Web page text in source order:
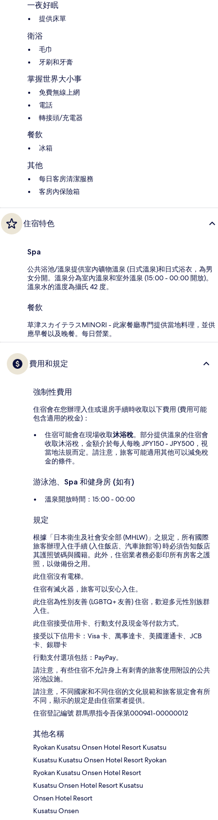
一夜好眠
提供床單
衛浴
毛巾
牙刷和牙膏
掌握世界大小事
免費無線上網
電話
轉接頭/充電器
餐飲
冰箱
其他
每日客房清潔服務
客房內保險箱
住宿特色
Spa
公共浴池/溫泉提供室內礦物溫泉 (日式溫泉)和日式浴衣，為男
女分開。溫泉分為室內溫泉和室外溫泉 (15:00 - 00:00 開放)。
溫泉水的溫度為攝氏 42 度。
餐飲
草津スカイテラスMINORI - 此家餐廳專門提供當地料理，並供
應早餐以及晚餐。每日營業。
費用和規定
強制性費用
住宿會在您辦理入住或退房手續時收取以下費用 (費用可能
包含適用的稅金)：
住宿可能會在現場收取沐浴稅。部分提供溫泉的住宿會
收取沐浴稅，金額介於每人每晚 JPY150 - JPY500，視
當地法規而定。請注意，旅客可能適用其他可以減免稅
金的條件。
游泳池、Spa 和健身房 (如有)
溫泉開放時間：15:00 - 00:00
規定
根據「日本衛生及社會安全部 (MHLW)」之規定，所有國際
旅客辦理入住手續 (入住飯店、汽車旅館等) 時必須告知飯店
其護照號碼與國籍。此外，住宿業者務必影印所有房客之護
照，以做備份之用。
此住宿沒有電梯。
住宿有滅火器，旅客可以安心入住。
此住宿為性別友善 (LGBTQ+ 友善) 住宿，歡迎多元性別族群
入住。
此住宿接受信用卡、行動支付及現金等付款方式。
接受以下信用卡：Visa 卡、萬事達卡、美國運通卡、JCB
卡、銀聯卡
行動支付選項包括：PayPay。
請注意，有些住宿不允許身上有刺青的旅客使用附設的公共
浴池設施。
請注意，不同國家和不同住宿的文化規範和旅客規定會有所
不同，顯示的規定是由住宿業者提供。
住宿登記編號 群馬県指令吾保第000941-00000012
其他名稱
Ryokan Kusatsu Onsen Hotel Resort Kusatsu
Kusatsu Kusatsu Onsen Hotel Resort Ryokan
Ryokan Kusatsu Onsen Hotel Resort
Kusatsu Onsen Hotel Resort Kusatsu
Onsen Hotel Resort
Kusatsu Onsen